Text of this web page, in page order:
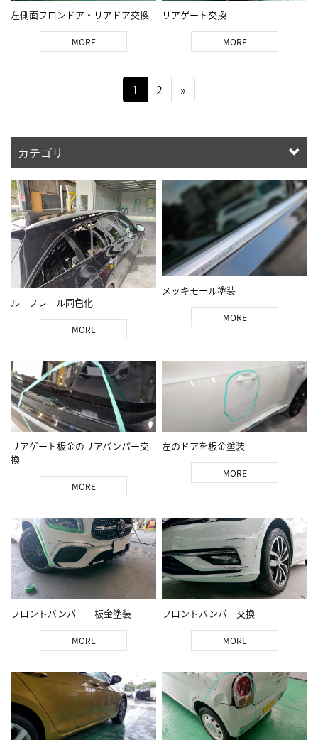
左側面フロンドア・リアドア交換
MORE
リアゲート交換
MORE
1 2 »
カテゴリ
ルーフレール同色化
MORE
メッキモール塗装
MORE
リアゲート板金のリアバンパー交
換
MORE
左のドアを板金塗装
MORE
フロントバンパー 板金塗装
MORE
フロントバンパー交換
MORE